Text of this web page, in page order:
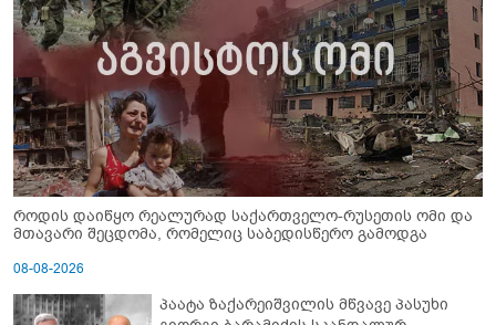
როდის დაიწყო რეალურად საქართველო-რუსეთის ომი და
მთავარი შეცდომა, რომელიც საბედისწერო გამოდგა
08-08-2026
პაატა ზაქარეიშვილის მწვავე პასუხი